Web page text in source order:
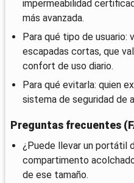
impermeabilidad
más avanzada.
Para qué tipo de usuario:
escapadas cortas, que
confort de uso diario.
Para qué evitarla: quien
sistema de seguridad de
Preguntas frecuentes
¿Puede llevar un portátil
compartimento
de ese tamaño.